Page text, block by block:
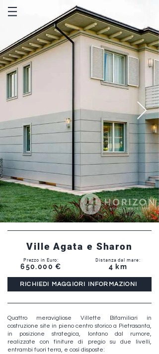
Ville Agata e Sharon
Prezzo in Euro:
650.000 €
Distanza dal mare:
4 km
RICHIEDI MAGGIORI INFORMAZIONI
Quattro meravigliose Villette Bifamiliari in
costruzione site in pieno centro storico a Pietrasanta,
in posizione strategica, lontano dal rumore,
realizzate con finiture di pregio su due livelli,
entrambi fuori terra, e così disposte: